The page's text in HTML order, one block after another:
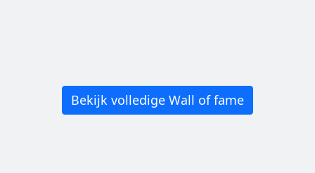
Bekijk volledige Wall of fame